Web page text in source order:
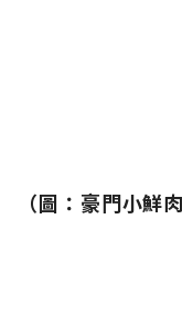
（圖： 豪門小鮮